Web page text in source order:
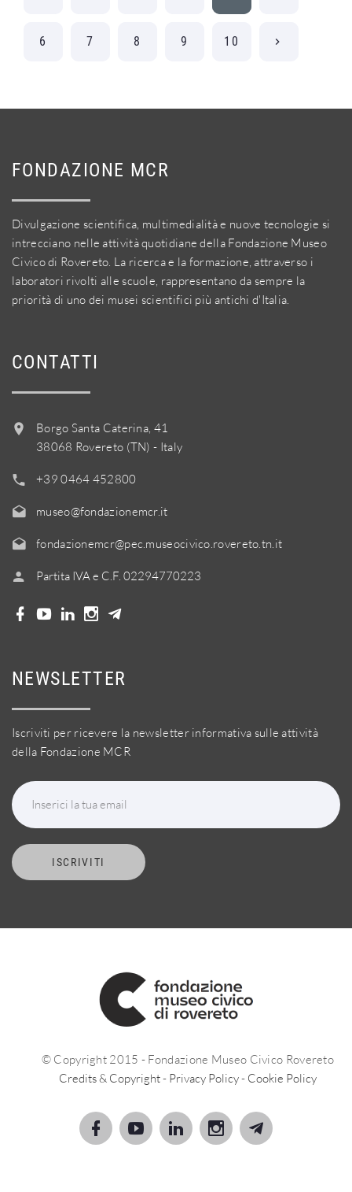
6 7 8 9 10
FONDAZIONE MCR
Divulgazione scientifica, multimedialità e nuove tecnologie si
intrecciano nelle attività quotidiane della Fondazione Museo
Civico di Rovereto. La ricerca e la formazione, attraverso i
laboratori rivolti alle scuole, rappresentano da sempre la
priorità di uno dei musei scientifici più antichi d'Italia.
CONTATTI
Borgo Santa Caterina, 41
38068 Rovereto (TN) - Italy
+39 0464 452800
museo@fondazionemcr.it
fondazionemcr@pec.museocivico.rovereto.tn.it
Partita IVA e C.F. 02294770223
NEWSLETTER
Iscriviti per ricevere la newsletter informativa sulle attività
della Fondazione MCR
Inserici la tua email
ISCRIVITI
© Copyright 2015 - Fondazione Museo Civico Rovereto
Credits & Copyright- Privacy Policy- Cookie Policy